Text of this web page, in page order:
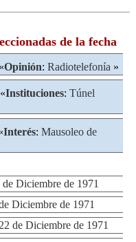
de la fecha
Opinión: Radiotelefonía »
Instituciones: Túnel
Interés: Mausoleo de
Diciembre de 1971
Diciembre de 1971
de Diciembre de 1971